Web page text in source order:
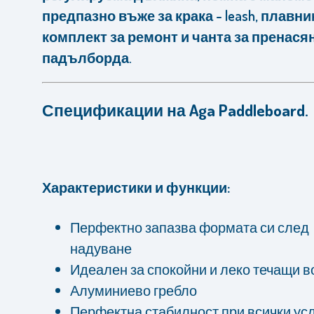
предпазно въже за крака - leash,
комплект за ремонт и чанта за
падълборда.
Спецификации на Aga Paddleboard.
Характеристики и функции:
Перфектно запазва формата си след
надуване
Идеален за спокойни и леко течащи
Алуминиево гребло